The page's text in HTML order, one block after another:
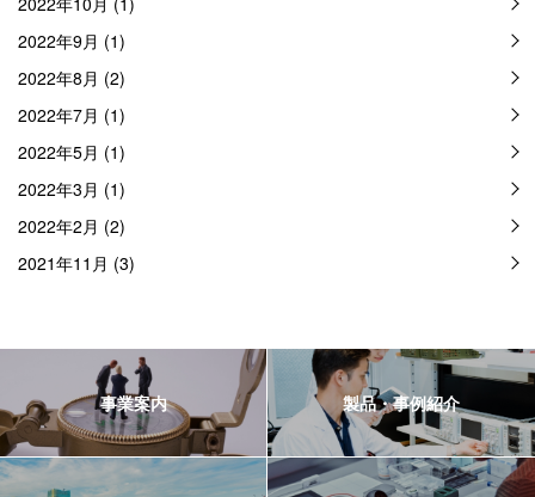
2022年9月 (1)
2022年8月 (2)
2022年7月 (1)
2022年5月 (1)
2022年3月 (1)
2022年2月 (2)
2021年11月 (3)
事業案内 製品・事例紹介